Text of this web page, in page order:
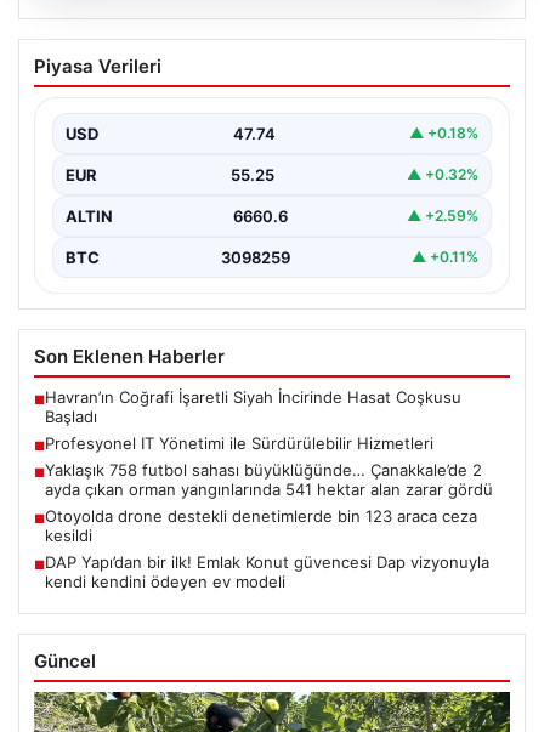
Profesyonel IT Yönetimi ile
Sürdürülebilir Hizmetleri
parklarını sürekli periyotlarla yenilemektedir. Bu
güncelleme operasyonlarında kenara…
Piyasa Verileri
USD 47.74 ▲ +0.18%
EUR 55.25 ▲ +0.32%
ALTIN 6660.6 ▲ +2.59%
BTC 3098259 ▲ +0.11%
Son Eklenen Haberler
■Havran’ın Coğrafi İşaretli Siyah İncirinde Hasat Coşkusu
Başladı
■Profesyonel IT Yönetimi ile Sürdürülebilir Hizmetleri
■Yaklaşık 758 futbol sahası büyüklüğünde… Çanakkale’de 2
ayda çıkan orman yangınlarında 541 hektar alan zarar gördü
■Otoyolda drone destekli denetimlerde bin 123 araca ceza
kesildi
■DAP Yapı’dan bir ilk! Emlak Konut güvencesi Dap vizyonuyla
kendi kendini ödeyen ev modeli
Güncel